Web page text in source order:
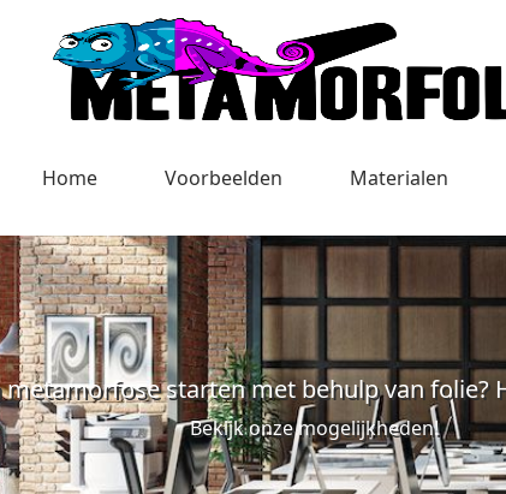
Home Voorbeelden Materialen
metamorfose starten met behulp van folie?
Bekijk onze mogelijkheden!